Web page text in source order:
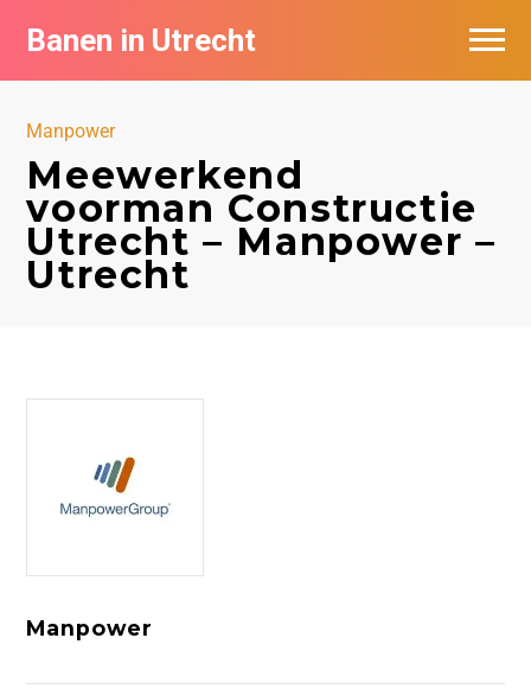
Banen in Utrecht
Manpower
Meewerkend
voorman Constructie
Utrecht – Manpower –
Utrecht
Manpower
Vacatures per bedrijf in Utrecht
De populairste vacatures in Utrecht